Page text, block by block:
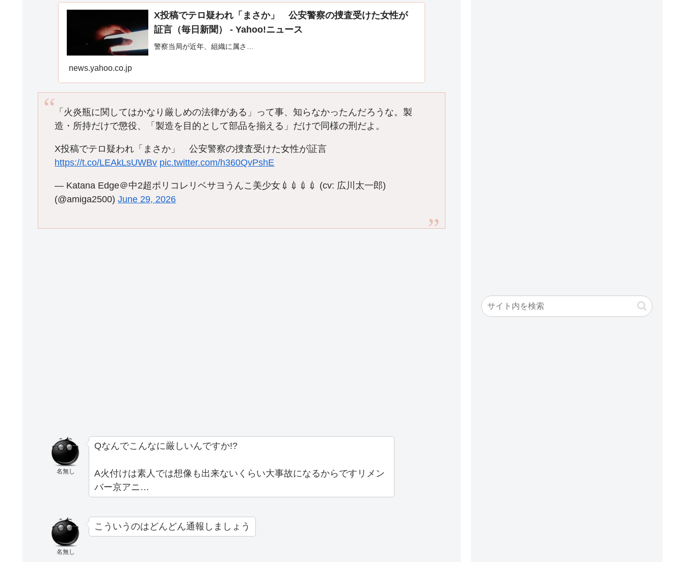
X投稿でテロ疑われ「まさか」 公安警察の捜査受けた女性が
証言（毎日新聞） - Yahoo!ニュース
警察当局が近年、組織に属さ…
news.yahoo.co.jp
「火炎瓶に関してはかなり厳しめの法律がある」って事、知らなかったんだろうな。製
造・所持だけで懲役、「製造を目的として部品を揃える」だけで同様の刑だよ。
X投稿でテロ疑われ「まさか」 公安警察の捜査受けた女性が証言
https://t.co/LEAkLsUWBv pic.twitter.com/h360QvPshE
— Katana Edge＠中2超ポリコレリベサヨうんこ美少女💉💉💉💉 (cv: 広川太一郎)
(@amiga2500)June 29, 2026
名無し
Qなんでこんなに厳しいんですか!?
A火付けは素人では想像も出来ないくらい大事故になるからですリメン
バー京アニ…
名無し
こういうのはどんどん通報しましょう